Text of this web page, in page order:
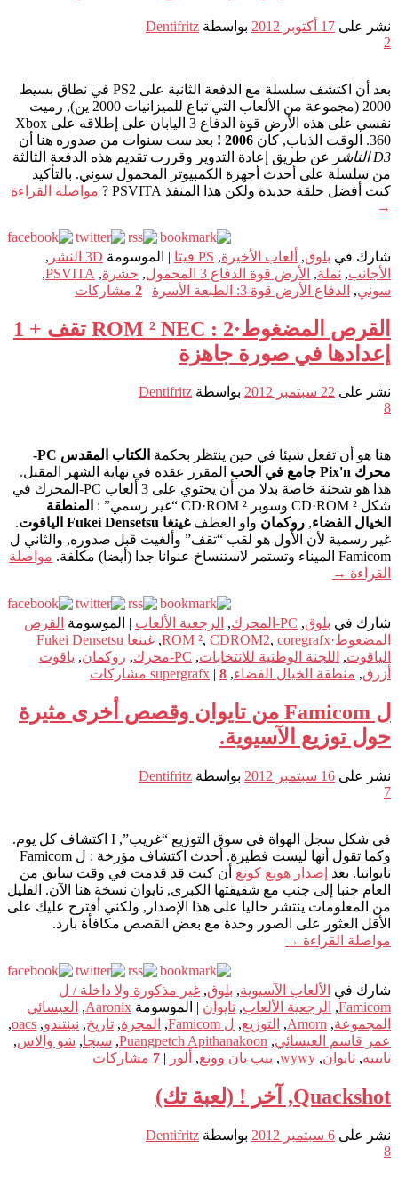
نشر على 17 أكتوبر 2012 بواسطة Dentifritz
2
بعد أن اكتشف سلسلة مع الدفعة الثانية على PS2 في نطاق بسيط
2000 (مجموعة من الألعاب التي تباع للميزانيات 2000 ين), رميت
نفسي على هذه الأرض قوة الدفاع 3 اليابان على إطلاقه على Xbox
360. الوقت الذباب, كان
2006 !
بعد ست سنوات من صدوره هنا أن
D3 الناشر
عن طريق إعادة التدوير وقررت تقديم هذه الدفعة الثالثة
من سلسلة على أحدث أجهزة الكمبيوتر المحمول سوني. بالتأكيد
كنت أفضل حلقة جديدة ولكن هذا المنفذ PSVITA ?
مواصلة القراءة
→
شارك في بلوق, ألعاب الأخيرة, PS فيتا | الموسومة 3D النشر
,
الأجانب, نملة, الأرض قوة الدفاع 3 المحمول , حشرة,
PSVITA
,
سوني, الدفاع الأرض قوة 3: الطبعة الأسرة |
2 مشاركات
القرص المضغوط·ROM ² NEC : 2 تقف + 1
إعدادها في صورة جاهزة
نشر على 22 سبتمبر 2012 بواسطة Dentifritz
8
هنا هو أن تفعل شيئا في حين ينتظر بحكمة
الكتاب المقدس PC-
محرك Pix'n جامع في الحب
المقرر عقده في نهاية الشهر المقبل.
هذا هو شحنة خاصة بدلا من أن يحتوي على 3 ألعاب PC-المحرك في
شكل CD·ROM ² وسوبر CD·ROM ² “غير رسمي” :
المنطقة
الخيال الفضاء, روكمان واو العطفغينغا Fukei Densetsu الياقوت
.
غير رسمية لأن الأول هو لقب “تقف” وألغيت قبل صدوره, والثاني ل
Famicom الميناء وتستمر لاستنساخ عنوانا جدا (أيضا) مكلفة.
مواصلة
القراءة →
شارك في بلوق, PC-المحرك , الرجعية الألعاب الموسومة القرص
المضغوط·ROM ²
, CDROM2, coregrafx
,
غينغا Fukei Densetsu
الياقوت, اللجنة الوطنية للانتخابات, PC-محرك , روكمان, ياقوت
أزرق, منطقة الخيال الفضاء,
supergrafx 8 مشاركات
ل Famicom من تايوان وقصص أخرى مثيرة
حول توزيع الآسيوية.
نشر على 16 سبتمبر 2012 بواسطة Dentifritz
7
في شكل سجل الهواة في سوق التوزيع “غريب”, I اكتشاف كل يوم.
وكما تقول أنها ليست فطيرة. أحدث اكتشاف مؤرخة : ل Famicom
تايوانيا. بعد إصدار هونغ كونغ أن كنت قد قدمت في وقت سابق من
العام جنبا إلى جنب مع شقيقتها الكبرى, تايوان نسخة هنا الآن. القليل
من المعلومات ينتشر حاليا على هذا الإصدار, ولكني أقترح عليك على
الأقل العثور على الصور وحدة مع بعض القصص مكافأة بارد.
مواصلة القراءة →
شارك في الألعاب الآسيوية, بلوق, غير مذكورة ولا داخلة / ل
Famicom
, الرجعية الألعاب, تايوان | الموسومة Aaronix
, العيسائي
المجموعة,
Amorn
, التوزيع, ل Famicom , المجرة, تاريخ, نينتندو,
oacs
,
عمر قاسم العيسائي,
Puangpetch Apithanakoon
, سيجا, شو والاس,
تايبيه, تايوان,
wywy
, ييب يان وونغ, ألور |
7 مشاركات
Quackshot, آخر ! (لعبة تك)
نشر على 6 سبتمبر 2012 بواسطة Dentifritz
8